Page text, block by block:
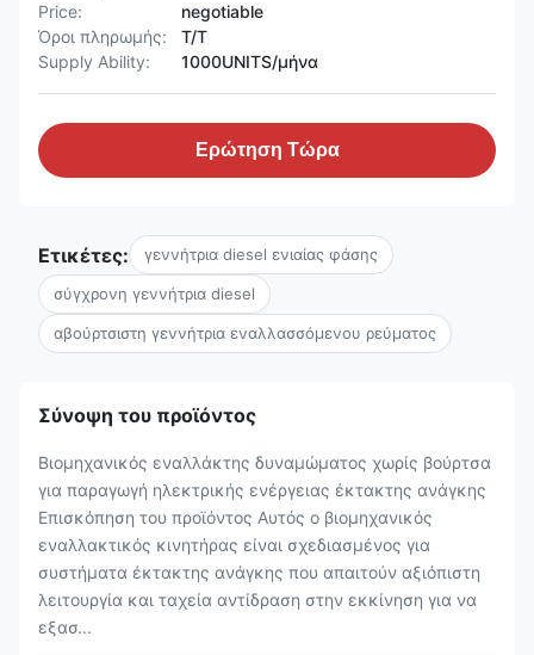
Price:
negotiable
Όροι πληρωμής:
T/T
Supply Ability:
1000UNITS/μήνα
Ερώτηση Τώρα
Ετικέτες: γεννήτρια diesel ενιαίας φάσης
σύγχρονη γεννήτρια diesel
αβούρτσιστη γεννήτρια εναλλασσόμενου ρεύματος
Σύνοψη του προϊόντος
Βιομηχανικός εναλλάκτης δυναμώματος χωρίς βούρτσα
για παραγωγή ηλεκτρικής ενέργειας έκτακτης ανάγκης
Επισκόπηση του προϊόντος Αυτός ο βιομηχανικός
εναλλακτικός κινητήρας είναι σχεδιασμένος για
συστήματα έκτακτης ανάγκης που απαιτούν αξιόπιστη
λειτουργία και ταχεία αντίδραση στην εκκίνηση για να
εξασ...